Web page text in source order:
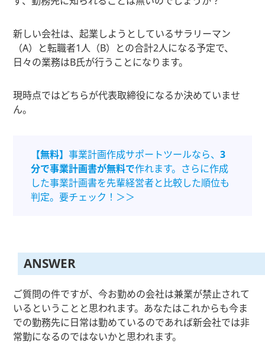
新しい会社は、起業しようとしているサラリーマン
（A）と転職者1人（B）との合計2人になる予定で、
日々の業務はB氏が行うことになります。
現時点ではどちらが代表取締役になるか決めていませ
ん。
【無料】事業計画作成サポートツールなら、3
分で事業計画書が無料で作れます。さらに作成
した事業計画書を先輩経営者と比較した順位も
判定。要チェック！＞＞
ANSWER
ご質問の件ですが、今お勤めの会社は兼業が禁止されて
いるということと思われます。あなたはこれからも今ま
での勤務先に日常は勤めているのであれば新会社では非
常勤になるのではないかと思われます。